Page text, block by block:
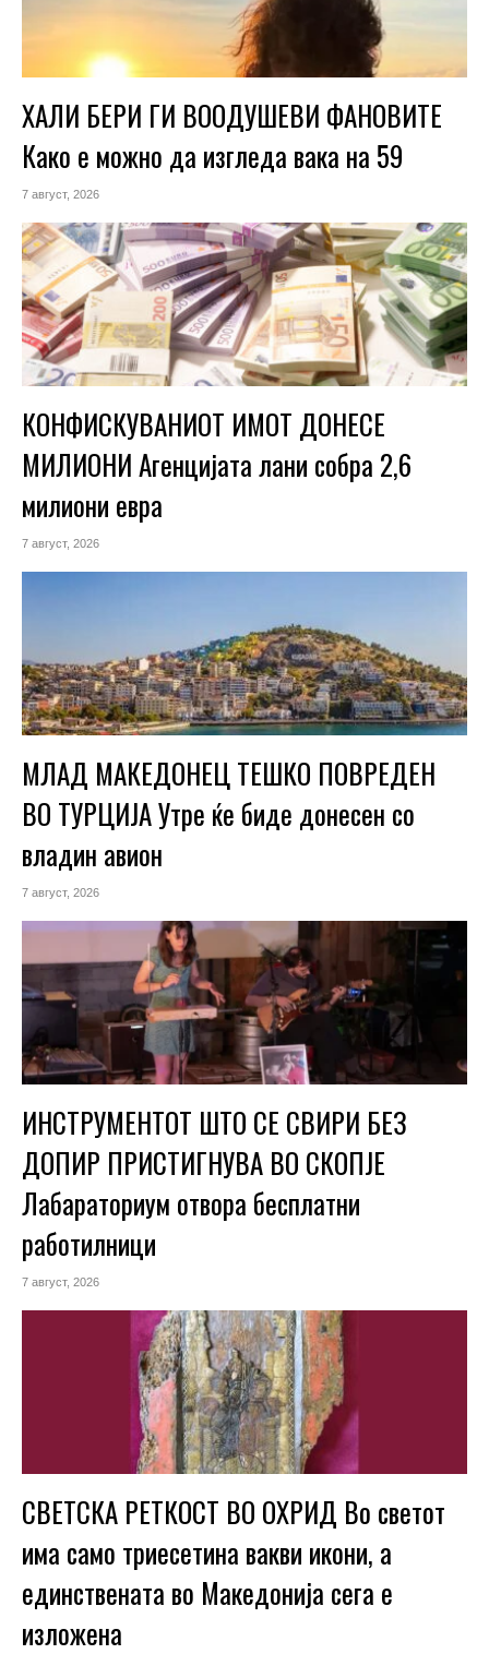
ХАЛИ БЕРИ ГИ ВООДУШЕВИ ФАНОВИТЕ
Како е можно да изгледа вака на 59
7 август, 2026
КОНФИСКУВАНИОТ ИМОТ ДОНЕСЕ
МИЛИОНИ Агенцијата лани собра 2,6
милиони евра
7 август, 2026
МЛАД МАКЕДОНЕЦ ТЕШКО ПОВРЕДЕН
ВО ТУРЦИЈА Утре ќе биде донесен со
владин авион
7 август, 2026
ИНСТРУМЕНТОТ ШТО СЕ СВИРИ БЕЗ
ДОПИР ПРИСТИГНУВА ВО СКОПЈЕ
Лабараториум отвора бесплатни
работилници
7 август, 2026
СВЕТСКА РЕТКОСТ ВО ОХРИД Во светот
има само триесетина вакви икони, а
единствената во Македонија сега е
изложена